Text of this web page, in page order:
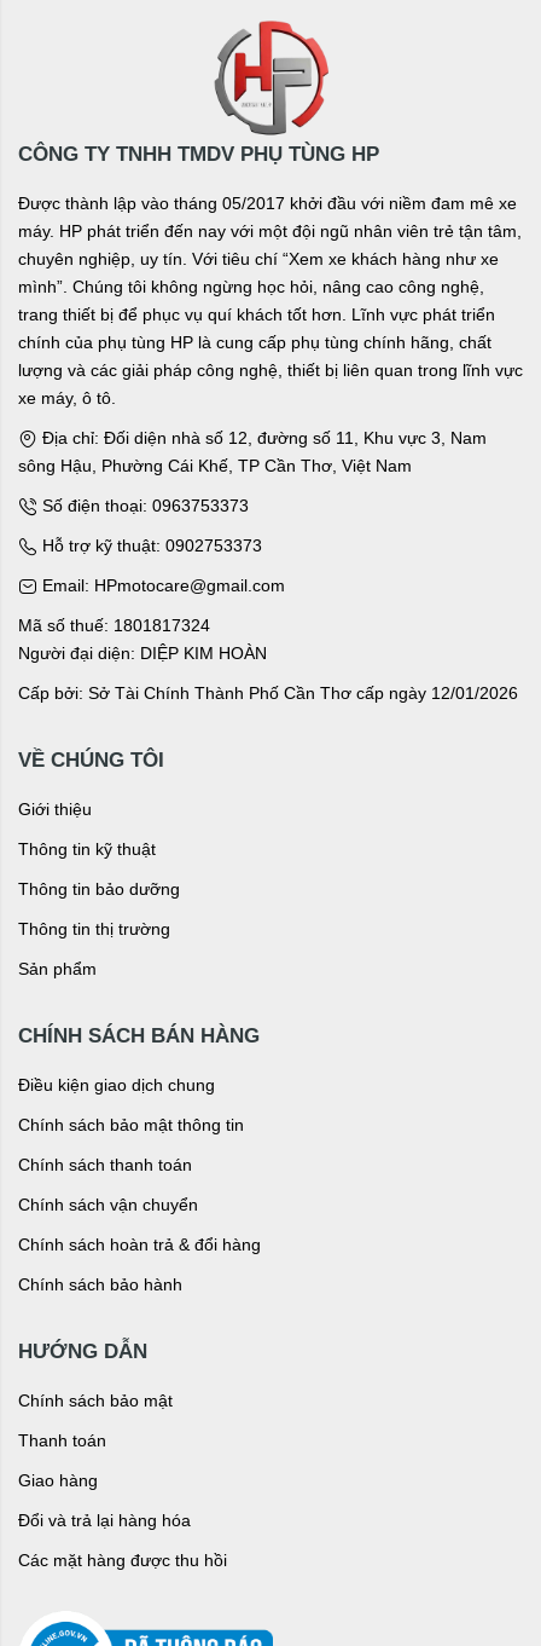
CÔNG TY TNHH TMDV PHỤ TÙNG HP
Được thành lập vào tháng 05/2017 khởi đầu với niềm đam mê xe
máy. HP phát triển đến nay với một đội ngũ nhân viên trẻ tận tâm,
chuyên nghiệp, uy tín. Với tiêu chí “Xem xe khách hàng như xe
mình”. Chúng tôi không ngừng học hỏi, nâng cao công nghệ,
trang thiết bị để phục vụ quí khách tốt hơn. Lĩnh vực phát triển
chính của phụ tùng HP là cung cấp phụ tùng chính hãng, chất
lượng và các giải pháp công nghệ, thiết bị liên quan trong lĩnh vực
xe máy, ô tô.
Địa chỉ: Đối diện nhà số 12, đường số 11, Khu vực 3, Nam
sông Hậu, Phường Cái Khế, TP Cần Thơ, Việt Nam
Số điện thoại: 0963753373
Hỗ trợ kỹ thuật: 0902753373
Email: HPmotocare@gmail.com
Mã số thuế: 1801817324
Người đại diện: DIỆP KIM HOÀN
Cấp bởi: Sở Tài Chính Thành Phố Cần Thơ cấp ngày 12/01/2026
VỀ CHÚNG TÔI
Giới thiệu
Thông tin kỹ thuật
Thông tin bảo dưỡng
Thông tin thị trường
Sản phẩm
CHÍNH SÁCH BÁN HÀNG
Điều kiện giao dịch chung
Chính sách bảo mật thông tin
Chính sách thanh toán
Chính sách vận chuyển
Chính sách hoàn trả & đổi hàng
Chính sách bảo hành
HƯỚNG DẪN
Chính sách bảo mật
Thanh toán
Giao hàng
Đổi và trả lại hàng hóa
Các mặt hàng được thu hồi